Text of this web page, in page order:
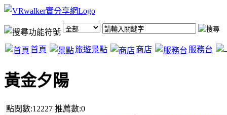
首頁 旅遊景點 商店 服務台
黃金夕陽
點閱數:12227 推薦數:0